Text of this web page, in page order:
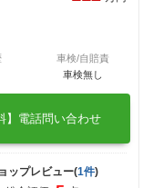
車検/自賠責
車検無し
】電話問い合わせ
ップレビュー(1件)